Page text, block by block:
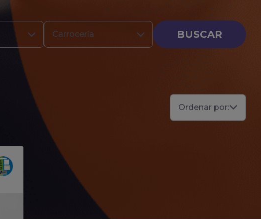
Carrocería BUSCAR
Ordenar por: